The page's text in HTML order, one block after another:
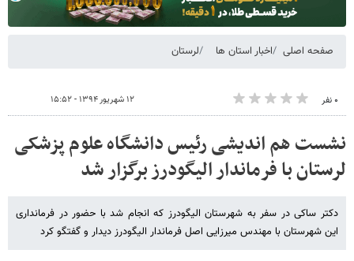
صفحه اصلی اخبار استان ها لرستان
۰ نفر ۱۲ شهریور ۱۳۹۴ - ۱۵:۵۲
نشست هم اندیشی رئیس دانشگاه علوم پزشکی
لرستان با فرماندار الیگودرز برگزار شد
دکتر ساکی در سفر به شهرستان الیگودرز که انجام شد با حضور در فرمانداری
این شهرستان با مهندس میرزایی اصل فرماندار الیگودرز دیدار و گفتگو کرد